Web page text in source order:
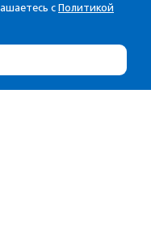
с Политикой